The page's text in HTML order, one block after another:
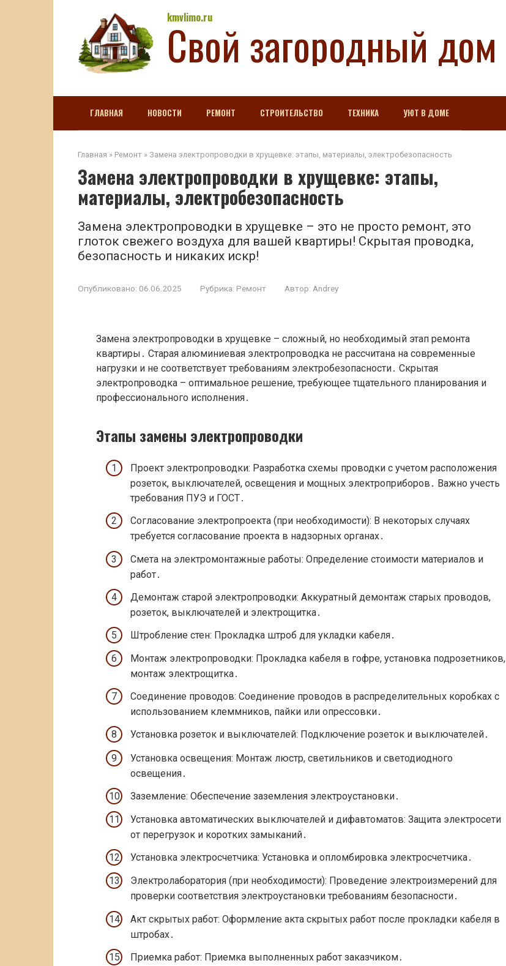
kmvlimo.ru
Свой загородный дом
ГЛАВНАЯ НОВОСТИ РЕМОНТ СТРОИТЕЛЬСТВО ТЕХНИКА УЮТ В ДОМЕ
Главная » Ремонт » Замена электропроводки в хрущевке: этапы, материалы, электробезопасность
Замена электропроводки в хрущевке: этапы,
материалы, электробезопасность
Замена электропроводки в хрущевке – это не просто ремонт, это
глоток свежего воздуха для вашей квартиры! Скрытая проводка,
безопасность и никаких искр!
Опубликовано: 06.06.2025 Рубрика: Ремонт Автор: Andrey
Замена электропроводки в хрущевке – сложный, но необходимый этап ремонта
квартиры․ Старая алюминиевая электропроводка не рассчитана на современные
нагрузки и не соответствует требованиям электробезопасности․ Скрытая
электропроводка – оптимальное решение, требующее тщательного планирования и
профессионального исполнения․
Этапы замены электропроводки
Проект электропроводки: Разработка схемы проводки с учетом расположения
розеток, выключателей, освещения и мощных электроприборов․ Важно учесть
требования ПУЭ и ГОСТ․
Согласование электропроекта (при необходимости): В некоторых случаях
требуется согласование проекта в надзорных органах․
Смета на электромонтажные работы: Определение стоимости материалов и
работ․
Демонтаж старой электропроводки: Аккуратный демонтаж старых проводов,
розеток, выключателей и электрощитка․
Штробление стен: Прокладка штроб для укладки кабеля․
Монтаж электропроводки: Прокладка кабеля в гофре, установка подрозетников,
монтаж электрощитка․
Соединение проводов: Соединение проводов в распределительных коробках с
использованием клеммников, пайки или опрессовки․
Установка розеток и выключателей: Подключение розеток и выключателей․
Установка освещения: Монтаж люстр, светильников и светодиодного
освещения․
Заземление: Обеспечение заземления электроустановки․
Установка автоматических выключателей и дифавтоматов: Защита электросети
от перегрузок и коротких замыканий․
Установка электросчетчика: Установка и опломбировка электросчетчика․
Электролаборатория (при необходимости): Проведение электроизмерений для
проверки соответствия электроустановки требованиям безопасности․
Акт скрытых работ: Оформление акта скрытых работ после прокладки кабеля в
штробах․
Приемка работ: Приемка выполненных работ заказчиком․